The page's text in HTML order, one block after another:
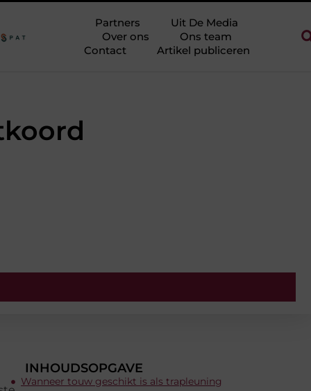
Partners
Uit De Media
Over ons
Ons team
Contact
Artikel publiceren
INHOUDSOPGAVE
Wanneer touw geschikt is als trapleuning